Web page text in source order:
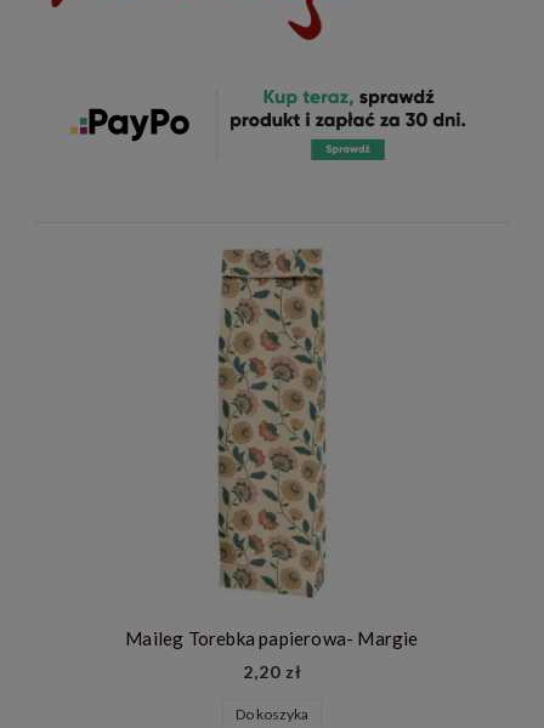
Maileg Torebka papierowa- Margie
2,20 zł
Do koszyka